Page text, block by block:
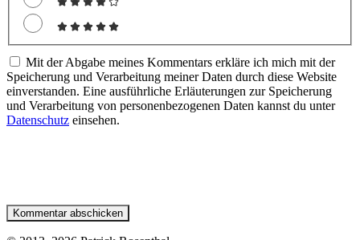
Mit der Abgabe meines Kommentars erkläre ich mich mit der
Speicherung und Verarbeitung meiner Daten durch diese Website
einverstanden. Eine ausführliche Erläuterungen zur Speicherung
und Verarbeitung von personenbezogenen Daten kannst du unter
Datenschutz einsehen.